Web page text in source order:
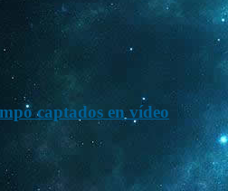
captados en vídeo